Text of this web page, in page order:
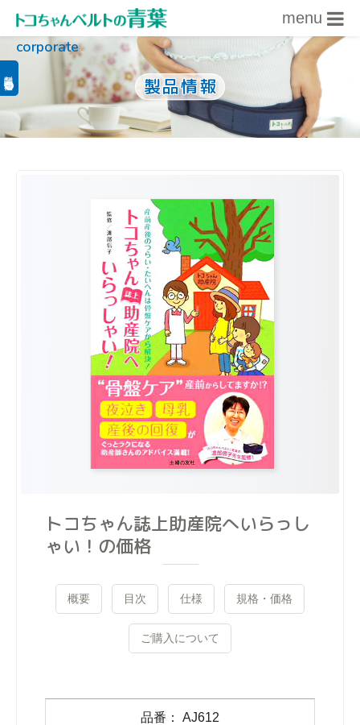
内容をスキップ
menu
corporate
製品情報
トコちゃん誌上助産院へいらっし
ゃい！の価格
概要 目次 仕様 規格・価格
ご購入について
AJ612